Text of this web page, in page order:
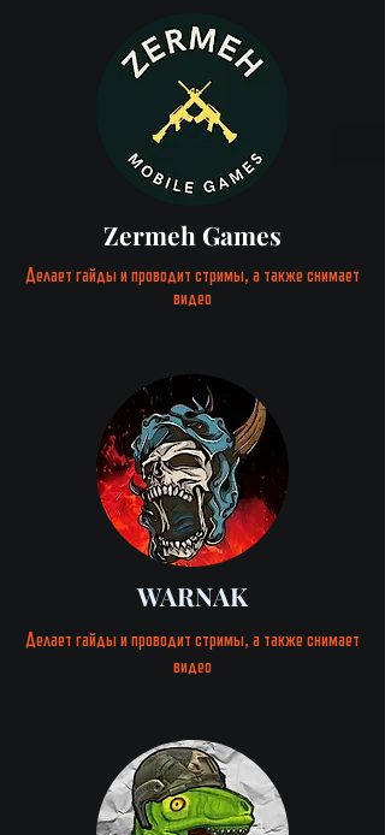
Zermeh Games
Делает гайды и проводит стримы, а также снимает
видео
WARNAK
Делает гайды и проводит стримы, а также снимает
видео